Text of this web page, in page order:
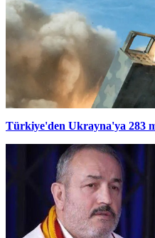
Türkiye'den Ukrayna'ya 283